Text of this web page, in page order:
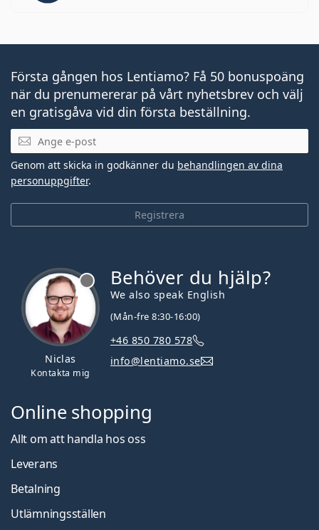
Första gången hos Lentiamo? Få 50 bonuspoäng
när du prenumererar på vårt nyhetsbrev och välj
en gratisgåva vid din första beställning.
Mejladress
Registrera
Genom att skicka in godkänner du behandlingen av dina
personuppgifter.
Niclas
Kontakta mig
Behöver du hjälp?
We also speak English
(Mån-fre 8:30-16:00)
+46 850 780 578
info@lentiamo.se
Online shopping
Allt om att handla hos oss
Leverans
Betalning
Utlämningsställen